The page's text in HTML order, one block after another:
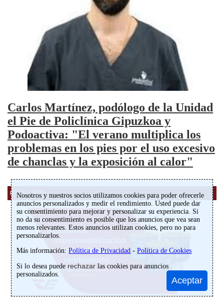
Carlos Martínez, podólogo de la Unidad
el Pie de Policlínica Gipuzkoa y
Podoactiva: "El verano multiplica los
problemas en los pies por el uso excesivo
de chanclas y la exposición al calor"
07/08/2026
Nosotros y nuestros socios utilizamos cookies para poder ofrecerle
anuncios personalizados y medir el rendimiento. Usted puede dar
su consentimiento para mejorar y personalizar su experiencia. Si
no da su consentimiento es posible que los anuncios que vea sean
menos relevantes. Estos anuncios utilizan cookies, pero no para
personalizarlos.
Más información:Política de Privacidad -Política de Cookies
Si lo desea puede rechazar las cookies para anuncios
personalizados.
Aceptar